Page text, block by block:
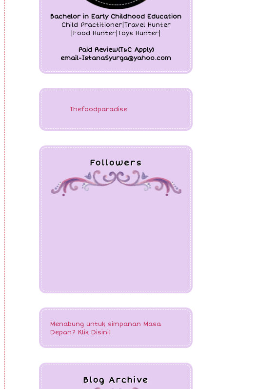
Bachelor in Early Childhood Education
Child Practitioner|Travel Hunter
|Food Hunter|Toys Hunter|
Paid Review(T&C Apply)
email-IstanaSyurga@yahoo.com
Depan? Klik Disini!